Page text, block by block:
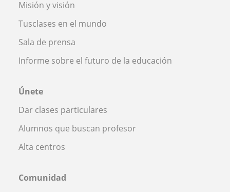
Misión y visión
Tusclases en el mundo
Sala de prensa
Informe sobre el futuro de la educación
Únete
Dar clases particulares
Alumnos que buscan profesor
Alta centros
Comunidad